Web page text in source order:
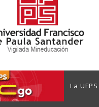
La UFPS